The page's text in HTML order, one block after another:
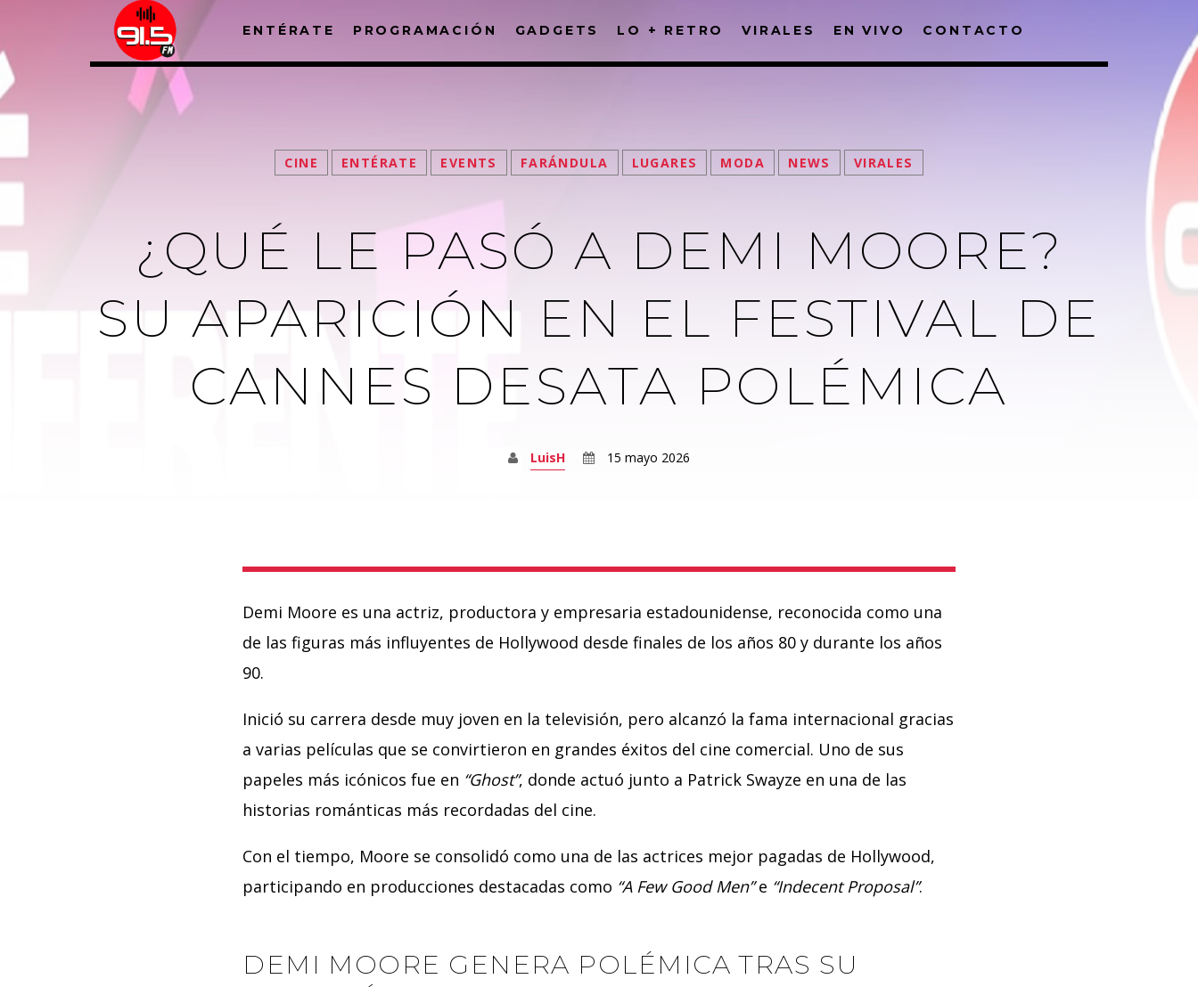
ENTÉRATE PROGRAMACIÓN GADGETS LO + RETRO VIRALES EN VIVO CONTACTO
CINE ENTÉRATE EVENTS FARÁNDULA LUGARES MODA NEWS VIRALES
¿QUÉ LE PASÓ A DEMI MOORE?
SU APARICIÓN EN EL FESTIVAL DE
CANNES DESATA POLÉMICA
LuisH 15 mayo 2026
Demi Moore es una actriz, productora y empresaria estadounidense, reconocida como una
de las figuras más influyentes de Hollywood desde finales de los años 80 y durante los años
90.
Inició su carrera desde muy joven en la televisión, pero alcanzó la fama internacional gracias
a varias películas que se convirtieron en grandes éxitos del cine comercial. Uno de sus
papeles más icónicos fue en “Ghost”, donde actuó junto a Patrick Swayze en una de las
historias románticas más recordadas del cine.
Con el tiempo, Moore se consolidó como una de las actrices mejor pagadas de Hollywood,
participando en producciones destacadas como “A Few Good Men”e “Indecent Proposal”.
DEMI MOORE GENERA POLÉMICA TRAS SU